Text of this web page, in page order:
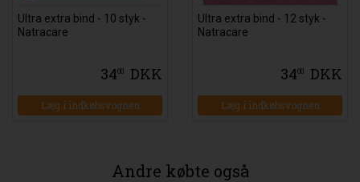
Ultra extra bind - 10 styk -
Natracare
3400 DKK
Læg i indkøbsvognen
Ultra extra bind - 12 styk -
Natracare
3400 DKK
Læg i indkøbsvognen
Andre købte også